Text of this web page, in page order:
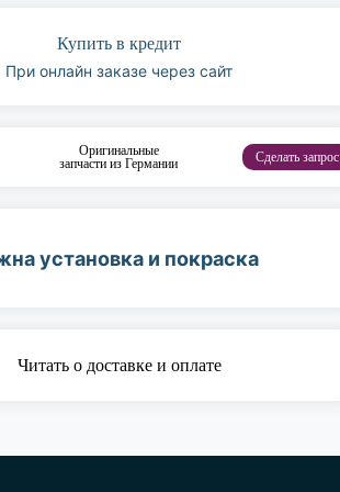
Купить в кредит
При онлайн заказе через сайт
Оригинальные
запчасти из Германии
Сделать запрос
установка и покраска
Читать о доставке и оплате